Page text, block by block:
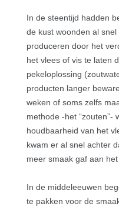
In de steentijd hadden
de kust woonden al
produceren door het
het vlees of vis te laten
pekeloplossing
producten langer
weken of soms zelfs
methode -het “zouten”-
houdbaarheid van het
kwam er al snel achter
meer smaak gaf aan het
In de middeleeuwen
te pakken voor de